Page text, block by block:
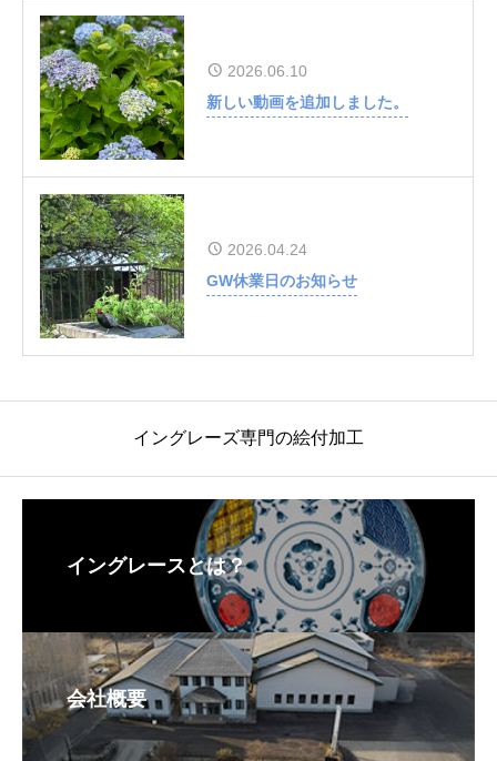
2026.06.10
新しい動画を追加しました。
2026.04.24
GW休業日のお知らせ
イングレーズ専門の絵付加工
イングレースとは？
会社概要